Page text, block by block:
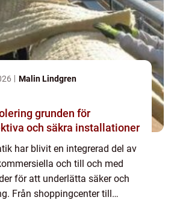
Malin Lindgren
för
och säkra installationer
har blivit en integrerad del av
och till och med
för att underlätta säker och
Från shoppingcenter till